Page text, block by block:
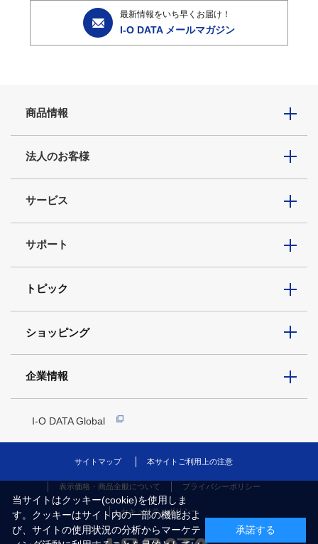
最新情報をいち早くお届け！
I-O DATA メールマガジン
商品情報
法人のお客様
サービス
サポート
トピック
ショッピング
企業情報
I-O DATA Global
サイトマップ 本サイトご利用上の注意
表示価格・商品全般について プライバシーポリシー
セキュリティポリシー
当サイトはクッキー(cookie)を使用しま
す。クッキーはサイト内の一部の機能およ
び、サイトの使用状況の分析からマーケテ
承諾する